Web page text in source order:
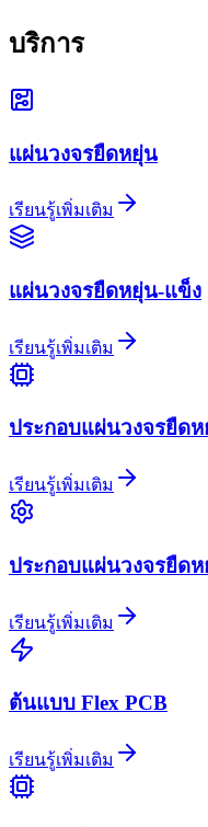
บริการ
แผ่นวงจรยืดหยุ่น
เรียนรู้เพิ่มเติม
แผ่นวงจรยืดหยุ่น-แข็ง
เรียนรู้เพิ่มเติม
ประกอบแผ่นวงจรยืด
เรียนรู้เพิ่มเติม
ประกอบแผ่นวงจรยืด
เรียนรู้เพิ่มเติม
ต้นแบบ Flex PCB
เรียนรู้เพิ่มเติม